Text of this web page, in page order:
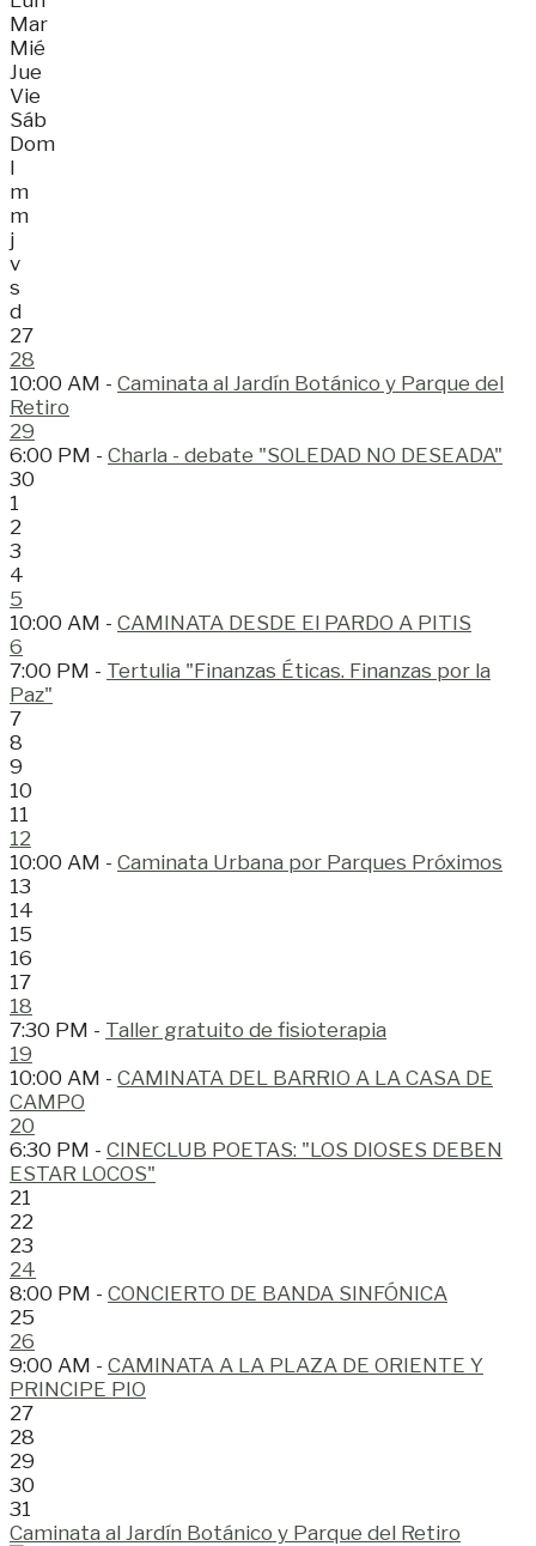
Mar
Mié
Jue
Vie
Sáb
Dom
l
m
m
j
v
s
d
27
28
10:00 AM - Caminata al Jardín Botánico y Parque del
Retiro
29
6:00 PM - Charla - debate "SOLEDAD NO DESEADA"
30
1
2
3
4
5
10:00 AM - CAMINATA DESDE El PARDO A PITIS
6
7:00 PM - Tertulia "Finanzas Éticas. Finanzas por la
Paz"
7
8
9
10
11
12
10:00 AM - Caminata Urbana por Parques Próximos
13
14
15
16
17
18
7:30 PM - Taller gratuito de fisioterapia
19
10:00 AM - CAMINATA DEL BARRIO A LA CASA DE
CAMPO
20
6:30 PM - CINECLUB POETAS: "LOS DIOSES DEBEN
ESTAR LOCOS"
21
22
23
24
8:00 PM - CONCIERTO DE BANDA SINFÓNICA
25
26
9:00 AM - CAMINATA A LA PLAZA DE ORIENTE Y
PRINCIPE PIO
27
28
29
30
31
Caminata al Jardín Botánico y Parque del Retiro